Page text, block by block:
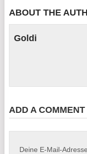
ABOUT THE
Goldi
ADD A COMMENT
Deine E-Mail-